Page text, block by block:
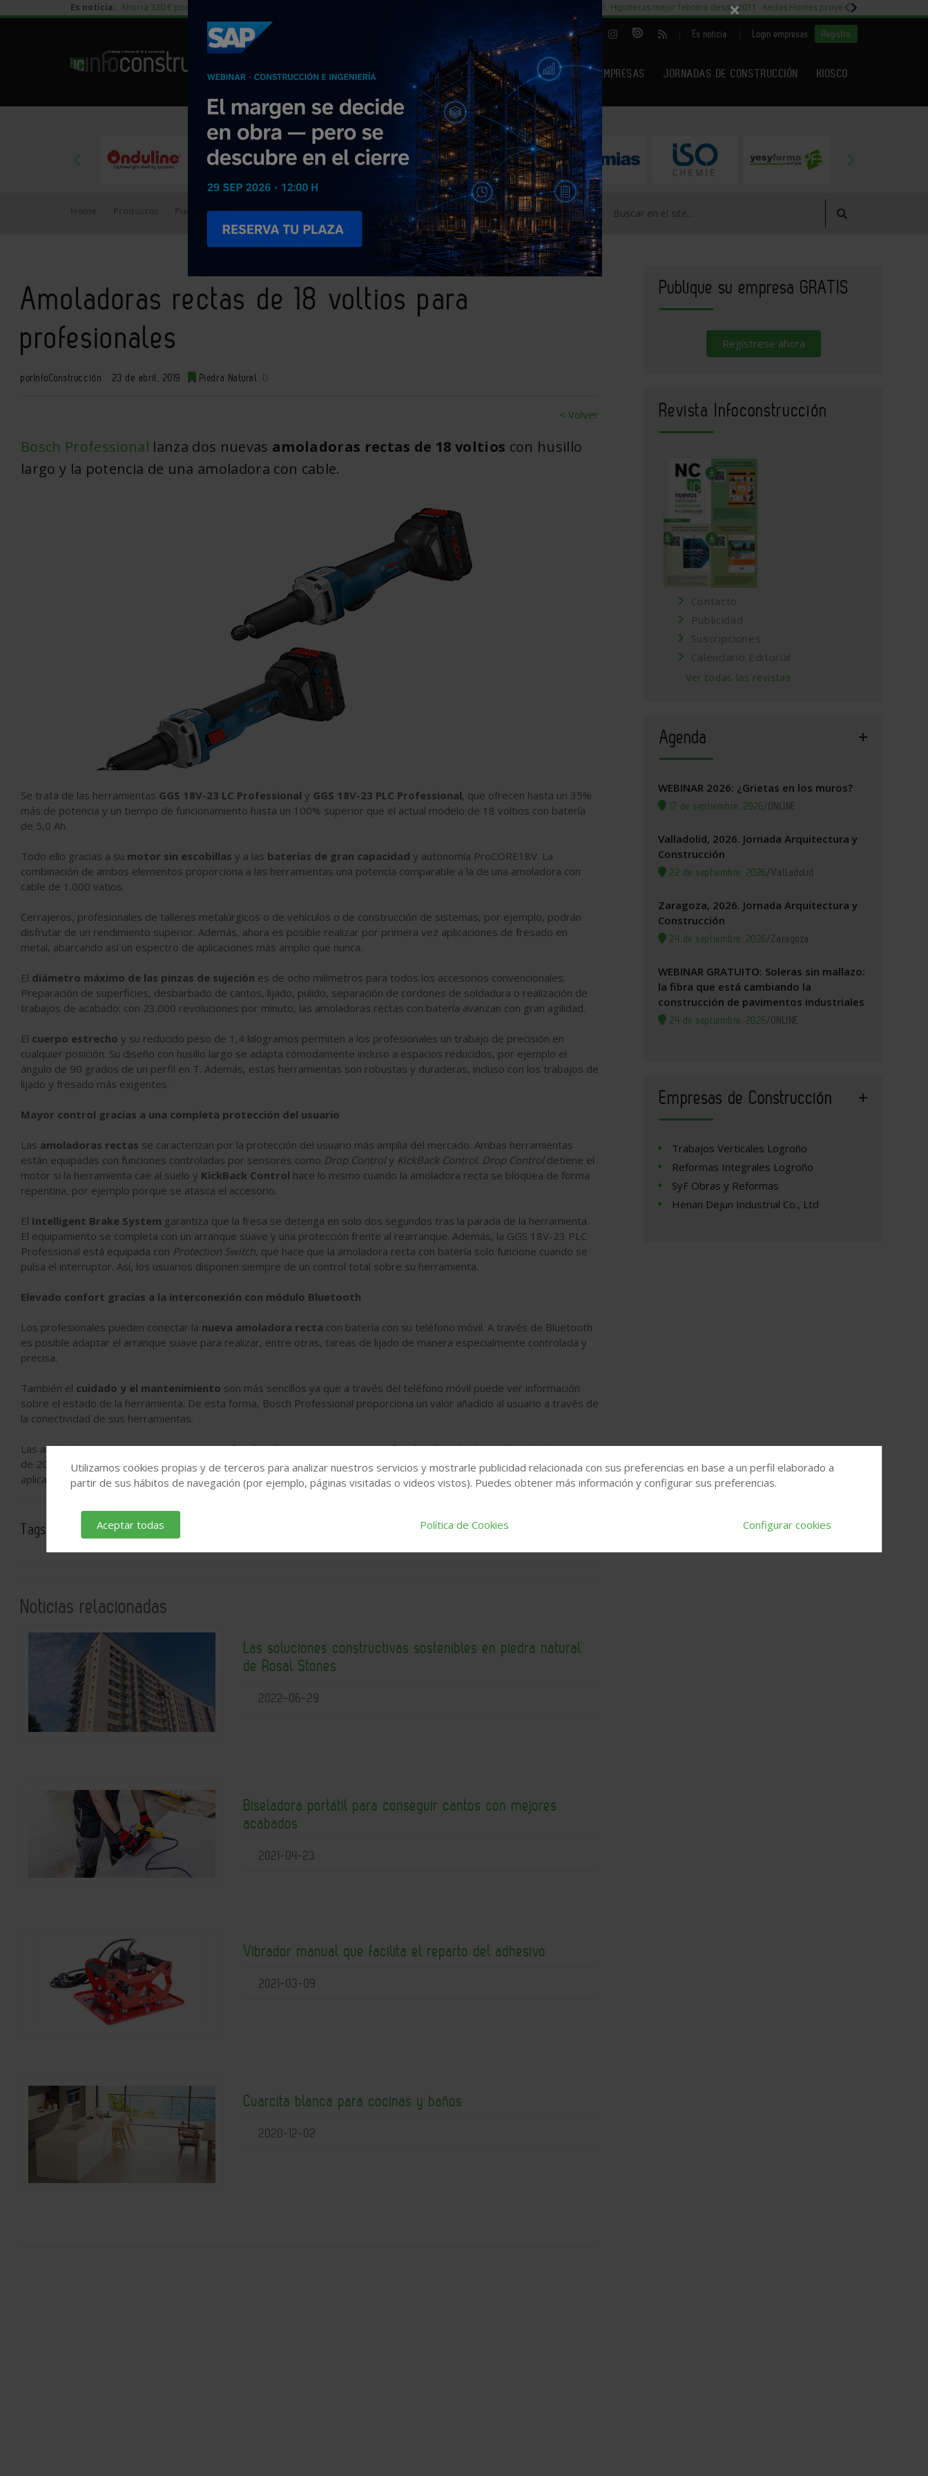
Es noticia: Ahorra 320 € por vivienda en edificación residencial 29% cambiar al alquiler temporal Hipotecas mejor febrero desde 2011 Aedas Homes proyecto Fiora
| Es noticia Login empresas Registro
NOTICIAS PRODUCTOS AGENDA ARTÍCULOS EMPRESAS JORNADAS DE CONSTRUCCIÓN KIOSCO
EMPRESAS PREMIUM
Piedra Natural Amoladoras rectas de 18 voltios para profesionales
Amoladoras rectas de 18 voltios para
profesionales
porInfoConstrucción 23 de abril, 2019 Piedra Natural 0
< Volver
Bosch Professional lanza dos nuevas amoladoras rectas de 18 voltios con husillo
largo y la potencia de una amoladora con cable.
Se trata de las herramientas GGS 18V-23 LC Professional y GGS 18V-23 PLC Professional, que ofrecen hasta un 35%
más de potencia y un tiempo de funcionamiento hasta un 100% superior que el actual modelo de 18 voltios con batería
de 5,0 Ah.
Todo ello gracias a su motor sin escobillas y a las baterías de gran capacidad y autonomía ProCORE18V. La
combinación de ambos elementos proporciona a las herramientas una potencia comparable a la de una amoladora con
cable de 1.000 vatios.
Cerrajeros, profesionales de talleres metalúrgicos o de vehículos o de construcción de sistemas, por ejemplo, podrán
disfrutar de un rendimiento superior. Además, ahora es posible realizar por primera vez aplicaciones de fresado en
metal, abarcando así un espectro de aplicaciones más amplio que nunca.
El diámetro máximo de las pinzas de sujeción es de ocho milímetros para todos los accesorios convencionales.
Preparación de superficies, desbarbado de cantos, lijado, pulido, separación de cordones de soldadura o realización de
trabajos de acabado: con 23.000 revoluciones por minuto, las amoladoras rectas con batería avanzan con gran agilidad.
El cuerpo estrecho y su reducido peso de 1,4 kilogramos permiten a los profesionales un trabajo de precisión en
cualquier posición. Su diseño con husillo largo se adapta cómodamente incluso a espacios reducidos, por ejemplo el
ángulo de 90 grados de un perfil en T. Además, estas herramientas son robustas y duraderas, incluso con los trabajos de
lijado y fresado más exigentes.
Mayor control gracias a una completa protección del usuario
Las amoladoras rectas se caracterizan por la protección del usuario más amplia del mercado. Ambas herramientas
están equipadas con funciones controladas por sensores como Drop Control y KickBack Control. Drop Control detiene el
motor si la herramienta cae al suelo y KickBack Control hace lo mismo cuando la amoladora recta se bloquea de forma
repentina, por ejemplo porque se atasca el accesorio.
El Intelligent Brake System garantiza que la fresa se detenga en solo dos segundos tras la parada de la herramienta.
El equipamiento se completa con un arranque suave y una protección frente al rearranque. Además, la GGS 18V-23 PLC
Professional está equipada con Protection Switch, que hace que la amoladora recta con batería solo funcione cuando se
pulsa el interruptor. Así, los usuarios disponen siempre de un control total sobre su herramienta.
Elevado confort gracias a la interconexión con módulo Bluetooth
Los profesionales pueden conectar la nueva amoladora recta con batería con su teléfono móvil. A través de Bluetooth
es posible adaptar el arranque suave para realizar, entre otras, tareas de lijado de manera especialmente controlada y
precisa.
También el cuidado y el mantenimiento son más sencillos ya que a través del teléfono móvil puede ver información
sobre el estado de la herramienta. De esta forma, Bosch Professional proporciona un valor añadido al usuario a través de
la conectividad de sus herramientas.
Las amoladorasrectas GGS 18V-23 LC ProfessionalyGGS 18V-23 PLC Professionalestán disponibles desde enero
de 2019. Gracias al amplio programa de accesorios deBosch Professional, sirven para llevar a cabo gran número de
aplicaciones. Los precios indicados son precios de venta recomendados sin IVA.
Tags: Productos
Noticias relacionadas
Las soluciones constructivas sostenibles en piedra natural
de Rosal Stones
2022-06-29
Biseladora portátil para conseguir cantos con mejores
acabados
2021-04-23
Vibrador manual que facilita el reparto del adhesivo
2021-03-09
Cuarcita blanca para cocinas y baños
2020-12-02
Publique su empresa GRATIS
Regístrese ahora
Revista Infoconstrucción
Contacto
Publicidad
Suscripciones
Calendario Editorial
Ver todas las revistas
Agenda
WEBINAR 2026: ¿Grietas en los muros?
17 de septiembre, 2026/ONLINE
Valladolid, 2026. Jornada Arquitectura y
Construcción
22 de septiembre, 2026/Valladolid
Zaragoza, 2026. Jornada Arquitectura y
Construcción
24 de septiembre, 2026/Zaragoza
WEBINAR GRATUITO: Soleras sin mallazo:
la fibra que está cambiando la
construcción de pavimentos industriales
24 de septiembre, 2026/ONLINE
Empresas de Construcción
Trabajos Verticales Logroño
Reformas Integrales Logroño
SyF Obras y Reformas
Henan Dejun Industrial Co., Ltd
Utilizamos cookies propias y de terceros para analizar nuestros servicios y mostrarle publicidad relacionada con sus preferencias en base a un perfil elaborado a
partir de sus hábitos de navegación (por ejemplo, páginas visitadas o videos vistos). Puedes obtener más información y configurar sus preferencias.
Aceptar todas Política de Cookies Configurar cookies
×